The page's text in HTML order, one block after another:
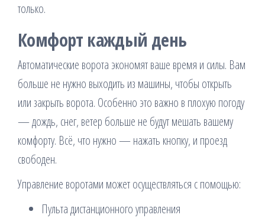
только.
Комфорт каждый день
Автоматические ворота экономят ваше время и силы. Вам
больше не нужно выходить из машины, чтобы открыть
или закрыть ворота. Особенно это важно в плохую погоду
— дождь, снег, ветер больше не будут мешать вашему
комфорту. Всё, что нужно — нажать кнопку, и проезд
свободен.
Управление воротами может осуществляться с помощью:
Пульта дистанционного управления